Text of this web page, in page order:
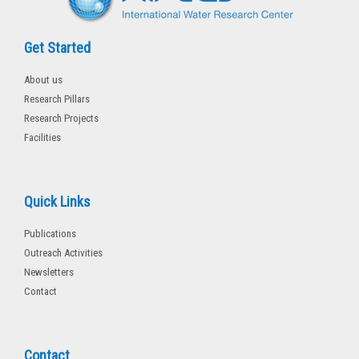
Get Started
About us
Research Pillars
Research Projects
Facilities
Quick Links
Publications
Outreach Activities
Newsletters
Contact
Contact